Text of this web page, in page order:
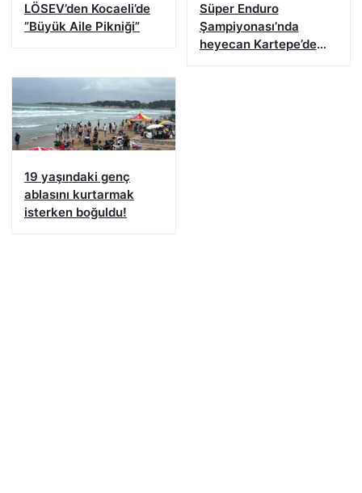
LÖSEV’den Kocaeli’de
”Büyük Aile Pikniği”
Süper Enduro
Şampiyonası’nda
heyecan Kartepe’de
19 yaşındaki genç
ablasını kurtarmak
isterken boğuldu!